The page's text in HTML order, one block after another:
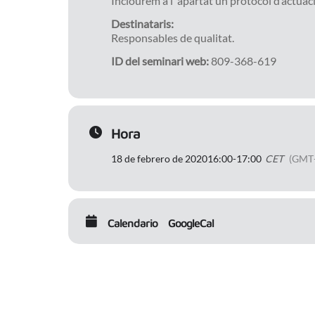
Destinataris:
Responsables de qualitat.
ID del seminari web:809-368-619
Hora
18 de febrero de 202016:00-17:00 CET
Calendario GoogleCal